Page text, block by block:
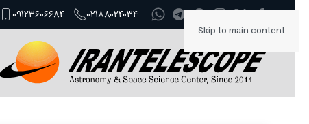
Skip to main content
02188024034
09123606684